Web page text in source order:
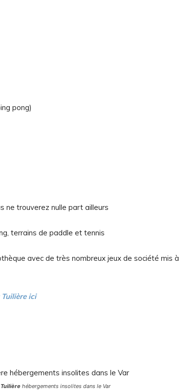
pong)
ne trouverez nulle part ailleurs
terrains de paddle et tennis
avec de très nombreux jeux de société mis à
ici
hébergements insolites dans le Var